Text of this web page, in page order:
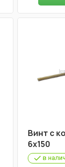
Винт с
6х150
в